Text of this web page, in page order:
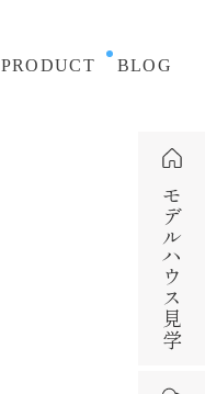
PRODUCT BLOG
モデルハウス見学